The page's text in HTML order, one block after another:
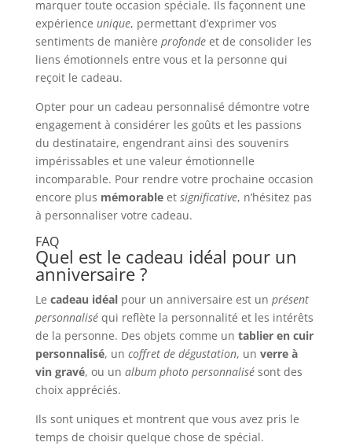
marquer toute occasion spéciale. Ils façonnent une
expérience unique, permettant d’exprimer vos
sentiments de manière profondeet de consolider les
liens émotionnels entre vous et la personne qui
reçoit le cadeau.
Opter pour un cadeau personnalisé démontre votre
engagement à considérer les goûts et les passions
du destinataire, engendrant ainsi des souvenirs
impérissables et une valeur émotionnelle
incomparable. Pour rendre votre prochaine occasion
encore plus mémorableet significative, n’hésitez pas
à personnaliser votre cadeau.
FAQ
Quel est le cadeau idéal pour un
anniversaire ?
Le cadeau idéalpour un anniversaire est un présent
personnaliséqui reflète la personnalité et les intérêts
de la personne. Des objets comme un tablier en cuir
personnalisé, un coffret de dégustation, un verre à
vin gravé, ou un album photo personnalisésont des
choix appréciés.
Ils sont uniques et montrent que vous avez pris le
temps de choisir quelque chose de spécial.